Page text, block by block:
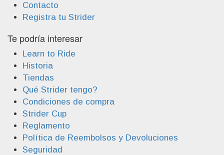
Contacto
Registra tu Strider
Te podría interesar
Learn to Ride
Historia
Tiendas
Qué Strider tengo?
Condiciones de compra
Strider Cup
Reglamento
Política de Reembolsos y Devoluciones
Seguridad